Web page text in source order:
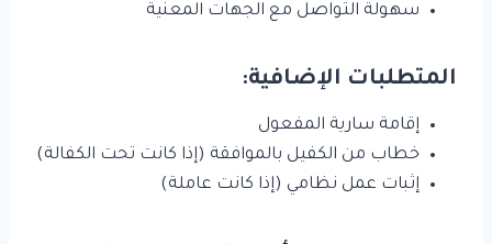
سهولة التواصل مع الجهات المعنية
المتطلبات الإضافية:
إقامة سارية المفعول
خطاب من الكفيل بالموافقة (إذا كانت تحت الكفالة)
إثبات عمل نظامي (إذا كانت عاملة)